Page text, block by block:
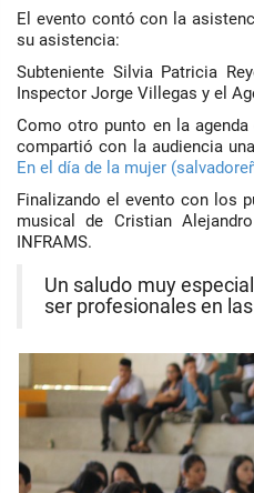
El evento contó con la
su asistencia:
Subteniente Silvia Patricia
Inspector Jorge Villegas y el
Como otro punto en la agenda
compartió con la audiencia
En el día de la mujer
Finalizando el evento con los
musical de Cristian
INFRAMS.
Un saludo muy
ser profesionales en